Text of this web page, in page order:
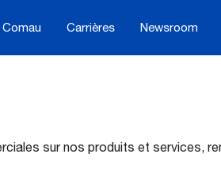
Carrières Newsroom
sur nos produits et services,